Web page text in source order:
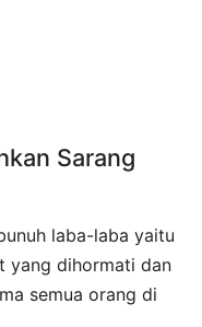
Sarang
laba-laba yaitu
yang dihormati dan
semua orang di